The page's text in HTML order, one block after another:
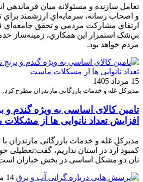
تعامل سازنده و مسئولانه ميان فرماندهي
و اصحاب رسانه، سرمايه‌اي ارزشمند براي
ارتقاي مشارکت مردمي و تحقق جامعه‌اي
بي‌شک استمرار اين همکاري، زمينه‌ساز
مردم خواهد بود.
15 مرداد 1405
مدیرکل غله و خدمات بازرگانی مازندران مطرح کرد:
تامین کالای اساسی به ویژه گندم و
افزایش تعداد نانوایی ها از
مدیرکل غله و خدمات بازرگانی مازندران با
کمبود آرد در استان نداریم، گفت:تعطیلی
نان دو مشکل اساسی در بخش خبازان
14 مرداد 1405